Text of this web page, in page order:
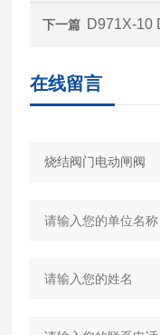
下一篇 D971X-10
在线留言